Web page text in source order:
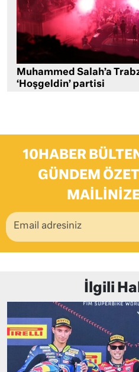
Muhammed Salah’a
‘Hoşgeldin’ partisi
10HABER
GÜNDEM
İlgili